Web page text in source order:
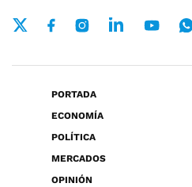
PORTADA
ECONOMÍA
POLÍTICA
MERCADOS
OPINIÓN